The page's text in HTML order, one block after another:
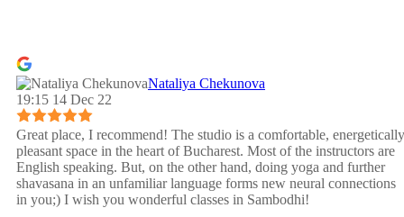
Nataliya Chekunova
19:15 14 Dec 22
Great place, I recommend! The studio is a comfortable, energetically
pleasant space in the heart of Bucharest. Most of the instructors are
English speaking. But, on the other hand, doing yoga and further
shavasana in an unfamiliar language forms new neural connections
in you;) I wish you wonderful classes in Sambodhi!